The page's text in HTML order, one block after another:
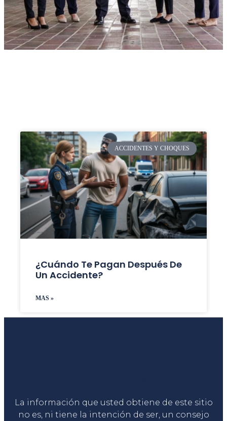
ACCIDENTES Y CHOQUES
¿Cuándo Te Pagan Después De
Un Accidente?
MAS »
La información que usted obtiene de este sitio
no es, ni tiene la intención de ser, un consejo